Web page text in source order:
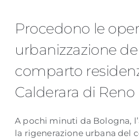
residenziale a
Procedono le
urbanizzazione
comparto
Calderara di Reno
A pochi minuti da Bologna,
la rigenerazione urbana del